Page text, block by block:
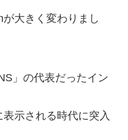
大きく変わりまし
」の代表だったイン
示される時代に突入